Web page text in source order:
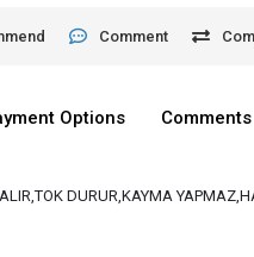
Comment
Options Comments
DURUR,KAYMA